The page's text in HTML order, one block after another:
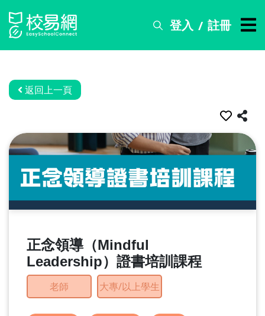
登入 / 註冊
搜
務
資
訊
我
返回上一頁
正念領導（Mindful
Leadership）證書培訓課程
老師 大專/以上學生